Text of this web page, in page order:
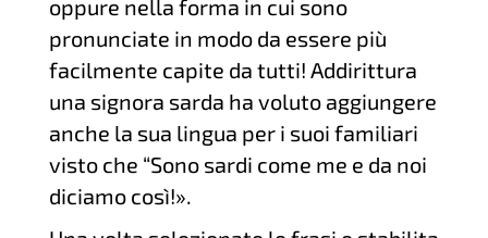
oppure nella forma in cui sono
pronunciate in modo da essere più
facilmente capite da tutti! Addirittura
una signora sarda ha voluto aggiungere
anche la sua lingua per i suoi familiari
visto che “Sono sardi come me e da noi
diciamo così!».